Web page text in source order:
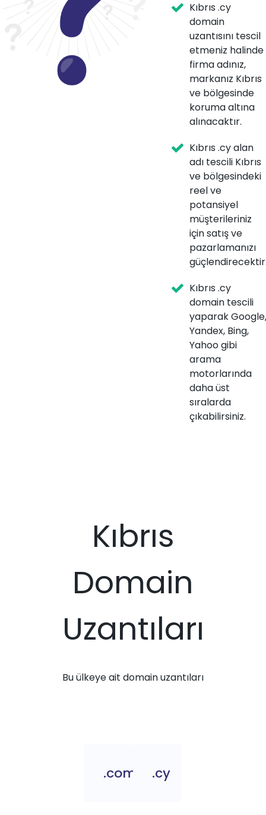
Kıbrıs .cy
domain
uzantısını tescil
etmeniz halinde
firma adınız,
markanız Kıbrıs
ve bölgesinde
koruma altına
alınacaktır.
Kıbrıs .cy alan
adı tescili Kıbrıs
ve bölgesindeki
reel ve
potansiyel
müşterileriniz
için satış ve
pazarlamanızı
Kıbrıs .cy
domain tescili
yaparak Google,
Yandex, Bing,
Yahoo gibi
arama
motorlarında
daha üst
sıralarda
çıkabilirsiniz.
Kıbrıs
Domain
Uzantıları
Bu ülkeye ait domain uzantıları
.com.cy.cy